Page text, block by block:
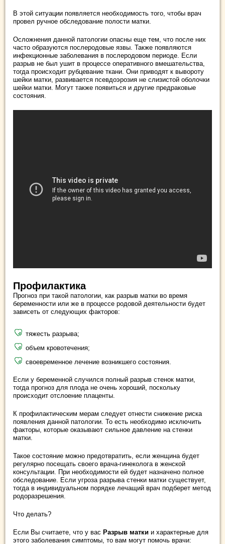
В этой ситуации появляется необходимость того, чтобы врач
провел ручное обследование полости матки.
Осложнения данной патологии опасны еще тем, что после них
часто образуются послеродовые язвы. Также появляются
инфекционные заболевания в послеродовом периоде. Если
разрыв не был ушит в процессе оперативного вмешательства,
тогда происходит рубцевание ткани. Они приводят к вывороту
шейки матки, развивается псевдоэрозия не слизистой оболочки
шейки матки. Могут также появиться и другие предраковые
состояния.
Профилактика
Прогноз при такой патологии, как разрыв матки во время
беременности или же в процессе родовой деятельности будет
зависеть от следующих факторов:
тяжесть разрыва;
объем кровотечения;
своевременное лечение возникшего состояния.
Если у беременной случился полный разрыв стенок матки,
тогда прогноз для плода не очень хороший, поскольку
происходит отслоение плаценты.
К профилактическим мерам следует отнести снижение риска
появления данной патологии. То есть необходимо исключить
факторы, которые оказывают сильное давление на стенки
матки.
Такое состояние можно предотвратить, если женщина будет
регулярно посещать своего врача-гинеколога в женской
консультации. При необходимости ей будет назначено полное
обследование. Если угроза разрыва стенки матки существует,
тогда в индивидуальном порядке лечащий врач подберет метод
родоразрешения.
Что делать?
Если Вы считаете, что у вас Разрыв матки и характерные для
этого заболевания симптомы, то вам могут помочь врачи: